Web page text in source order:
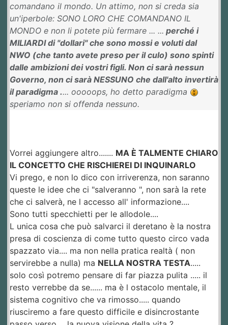
comandano il mondo. Un attimo, non si creda sia
un'iperbole: SONO LORO CHE COMANDANO IL
MONDO e non li potete più fermare ... ... perché i
MILIARDI di "dollari" che sono mossi e voluti dal
NWO (che tanto avete preso per il culo) sono spinti
dalle ambizioni dei vostri figli. Non ci sarà nessun
Governo, non ci sarà NESSUNO che dall'alto invertirà
il paradigma .... ooooops, ho detto paradigma
speriamo non si offenda nessuno.
Vorrei aggiungere altro....... MA È TALMENTE CHIARO
IL CONCETTO CHE RISCHIEREI DI INQUINARLO
Vi prego, e non lo dico con irriverenza, non saranno
queste le idee che ci "salveranno ", non sarà la rete
che ci salverà, ne l accesso all' informazione....
Sono tutti specchietti per le allodole....
L unica cosa che può salvarci il deretano è la nostra
presa di coscienza di come tutto questo circo vada
spazzato via.... ma non nella pratica realtà ( non
servirebbe a nulla) ma NELLA NOSTRA TESTA.....
solo così potremo pensare di far piazza pulita ..... il
resto verrebbe da se...... ma è l ostacolo mentale, il
sistema cognitivo che va rimosso..... quando
riusciremo a fare questo difficile e disincrostante